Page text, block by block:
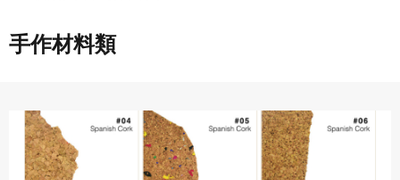
手作材料類